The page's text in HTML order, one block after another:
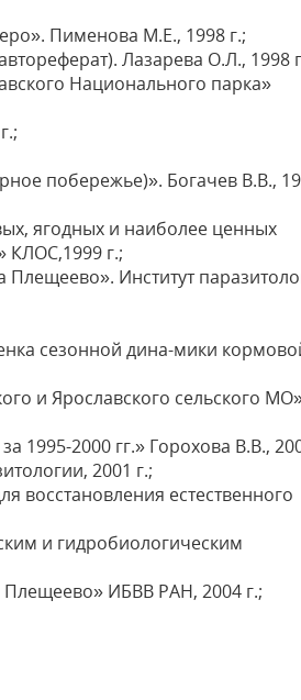
Пименова М.Е., 1998 г.;
Лазарева О.Л., 1998
Национального парка»
побережье)». Богачев В.В.,
ягодных и наиболее ценных
КЛОС,1999 г.;
Институт
сезонной дина-мики
и Ярославского сельского
2000 гг.» Горохова В.В.,
2001 г.;
восстановления естественного
и гидробиологическим
ИБВВ РАН, 2004 г.;